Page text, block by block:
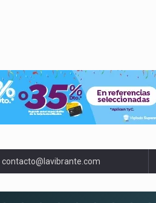
contacto@lavibrante.com